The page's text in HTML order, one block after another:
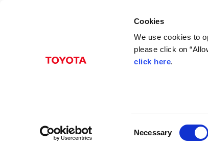
Cookies
We use cookies to
please click on
click here.
Necessary